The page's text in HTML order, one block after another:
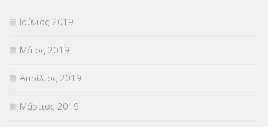
Ιούνιος 2019
Μάιος 2019
Απρίλιος 2019
Μάρτιος 2019